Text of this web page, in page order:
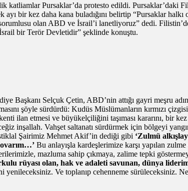
Pursaklar’da protesto edildi. Pursaklar’daki
ayı bir kez daha kana buladığını belirtip “Pursaklar
olan ABD ve İsrail’i lanetliyoruz” dedi.
bir Terör Devletidir” şeklinde konuştu.
Başkanı Selçuk Çetin, ABD’nin attığı gayri meşru
şöyle sürdürdü: Kudüs Müslümanların kırmızı
ilan etmesi ve büyükelçiliğini taşıması kararını, bir
inşallah. Vahşet saltanatı sürdürmek için bölgeyi
Şairimiz Mehmet Akif’in dediği gibi ‘Zulmü
Bu anlayışla kardeşlerimize karşı yapılan
mazluma sahip çıkmaya, zalime tepki
rüyası olan, hak ve adaleti savunan, dünya
Ve toplanıp cehenneme sürüleceksiniz.